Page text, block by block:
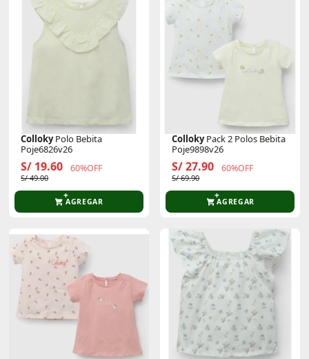
CollokyPolo Bebita
Poje6826v26
S/ 19.60 60%OFF
S/ 49.00
AGREGAR
CollokyPack 2 Polos Bebita
Poje9898v26
S/ 27.90 60%OFF
S/ 69.90
AGREGAR